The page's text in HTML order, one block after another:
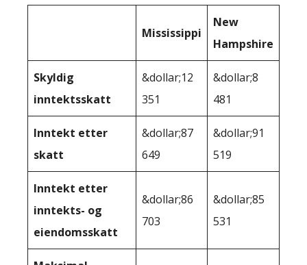
Mississippi
New
Hampshire
Skyldig
inntektsskatt
&dollar;12
351
&dollar;8
481
Inntekt etter
skatt
&dollar;87
649
&dollar;91
519
Inntekt etter
inntekts- og
eiendomsskatt
&dollar;86
703
&dollar;85
531